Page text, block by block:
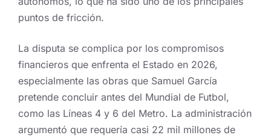
puntos de fricción.
La disputa se complica por los compromisos
financieros que enfrenta el Estado en 2026,
especialmente las obras que Samuel García
pretende concluir antes del Mundial de Futbol,
como las Líneas 4 y 6 del Metro. La administración
argumentó que requería casi 22 mil millones de